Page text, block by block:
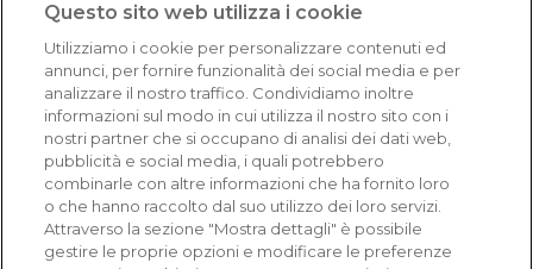
Eccellente (4,8)
Acquisti verificati
Questo sito web utilizza i cookie
Utilizziamo i cookie per personalizzare contenuti ed
annunci, per fornire funzionalità dei social media e per
analizzare il nostro traffico. Condividiamo inoltre
informazioni sul modo in cui utilizza il nostro sito con i
nostri partner che si occupano di analisi dei dati web,
pubblicità e social media, i quali potrebbero
combinarle con altre informazioni che ha fornito loro
o che hanno raccolto dal suo utilizzo dei loro servizi.
Attraverso la sezione "Mostra dettagli" è possibile
gestire le proprie opzioni e modificare le preferenze